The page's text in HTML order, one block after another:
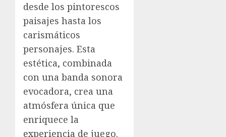
desde los pintorescos
paisajes hasta los
carismáticos
personajes. Esta
estética, combinada
con una banda sonora
evocadora, crea una
atmósfera única que
enriquece la
experiencia de juego.